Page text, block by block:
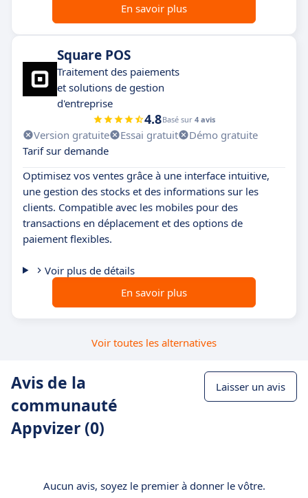
En savoir plus
Square POS
Traitement des paiements
et solutions de gestion
d'entreprise
4.8Basé sur 4 avis
Version gratuite Essai gratuit
Démo gratuite
Tarif sur demande
Optimisez vos ventes grâce à une interface intuitive,
une gestion des stocks et des informations sur les
clients. Compatible avec les mobiles pour des
transactions en déplacement et des options de
paiement flexibles.
Voir plus de détails
En savoir plus
Voir toutes les alternatives
Avis de la
communauté
Appvizer (0)
Laisser un avis
Aucun avis, soyez le premier à donner le vôtre.